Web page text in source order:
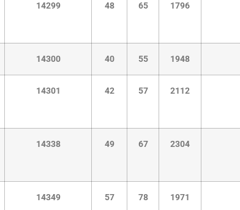
14299 48 65 1796
14300 40 55 1948
14301 42 57 2112
14338 49 67 2304
14349 57 78 1971